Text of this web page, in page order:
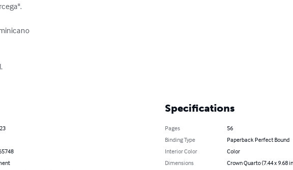
Specifications
Pages
56
Binding Type
Paperback Perfect Bound
Interior Color
Color
Dimensions
Crown Quarto (7.44 x 9.68